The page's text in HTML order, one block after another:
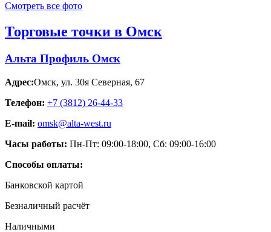
Смотреть все фото
Торговые точки в Омск
Альта Профиль Омск
Адрес:Омск, ул. 30я Северная, 67
Телефон: +7 (3812) 26‑44-33
E-mail: omsk@alta-west.ru
Часы работы: Пн-Пт: 09:00-18:00, Сб: 09:00-16:00
Способы оплаты:
Банковской картой
Безналичный расчёт
Наличными